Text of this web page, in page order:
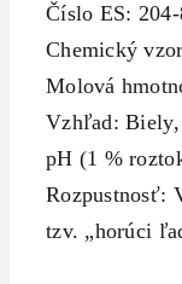
Číslo ES:
Chemický
Molová
Vzhľad: Biely,
pH (1 %
Rozpustnosť:
tzv. „horúci